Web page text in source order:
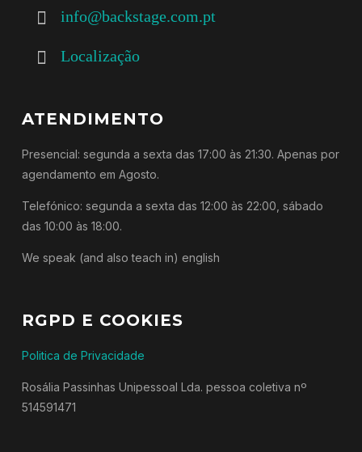
info@backstage.com.pt
Localização
ATENDIMENTO
Presencial: segunda a sexta das 17:00 às 21:30. Apenas por
agendamento em Agosto.
Telefónico: segunda a sexta das 12:00 às 22:00, sábado
das 10:00 às 18:00.
We speak (and also teach in) english
RGPD E COOKIES
Politica de Privacidade
Rosália Passinhas Unipessoal Lda. pessoa coletiva nº
514591471